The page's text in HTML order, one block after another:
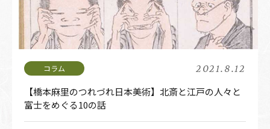
2021.8.12
【橋本麻里のつれづれ日本美術】北斎と江戸の人々と
富士をめぐる10の話